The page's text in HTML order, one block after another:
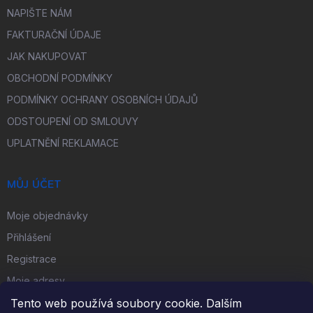
Tento web používá soubory cookie. Dalším
NAPIŠTE NÁM
FAKTURAČNÍ ÚDAJE
JAK NAKUPOVAT
OBCHODNÍ PODMÍNKY
PODMÍNKY OCHRANY OSOBNÍCH ÚDAJŮ
ODSTOUPENÍ OD SMLOUVY
UPLATNĚNÍ REKLAMACE
MŮJ ÚČET
Moje objednávky
Přihlášení
Registrace
Moje adresy